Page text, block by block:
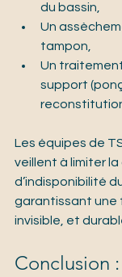
du bassin,
Un
tampon,
Un
support
Les équipes de
veillent à limiter la
d’indisponibilité
garantissant une
invisible, et
Conclusion